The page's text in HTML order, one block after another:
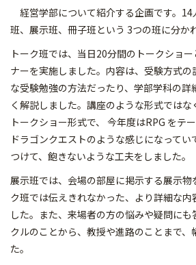
経営学部について紹介する企画です。14
班、展示班、冊子班という 3つの班に分か
トーク班では、当日20分間のトークショ
ナーを実施しました。内容は、受験方式
な受験勉強の方法だったり、学部学科の詳
く解説しました。講座のような形式では
トークショー形式で、 今年度はRPG をテ
ドラゴンクエストのような感じになって
つけて、飽きないような工夫をしました。
展示班では、会場の部屋に掲示する展示物
ク班では伝えきれなかった、より詳細な内
した。また、来場者の方の悩みや疑問に
クルのことから、教授や進路のことまで、
た。